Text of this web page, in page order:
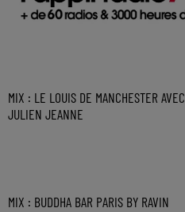
MIX : LE LOUIS DE MANCHESTER AVEC
JULIEN JEANNE
MIX : BUDDHA BAR PARIS BY RAVIN